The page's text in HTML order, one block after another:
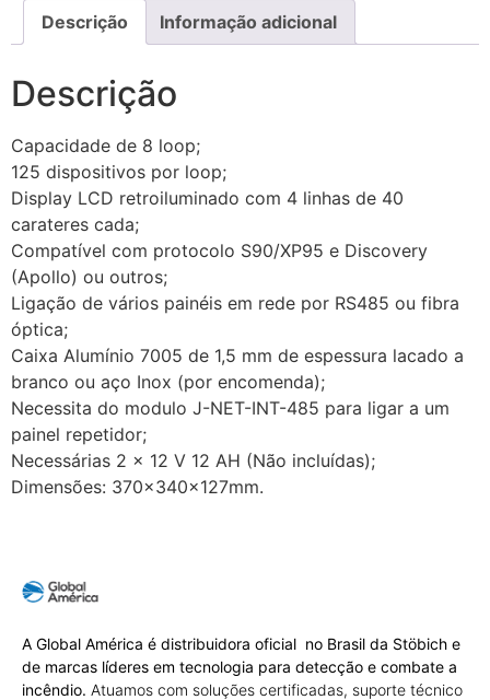
Descrição Informação adicional
Descrição
Capacidade de 8 loop;
125 dispositivos por loop;
Display LCD retroiluminado com 4 linhas de 40
carateres cada;
Compatível com protocolo S90/XP95 e Discovery
(Apollo) ou outros;
Ligação de vários painéis em rede por RS485 ou fibra
óptica;
Caixa Alumínio 7005 de 1,5 mm de espessura lacado a
branco ou aço Inox (por encomenda);
Necessita do modulo J-NET-INT-485 para ligar a um
painel repetidor;
Necessárias 2 x 12 V 12 AH (Não incluídas);
Dimensões: 370x340x127mm.
A Global América é distribuidora oficial no Brasil da Stöbich e
de marcas líderes em tecnologia para detecção e combate a
incêndio. Atuamos com soluções certificadas, suporte técnico